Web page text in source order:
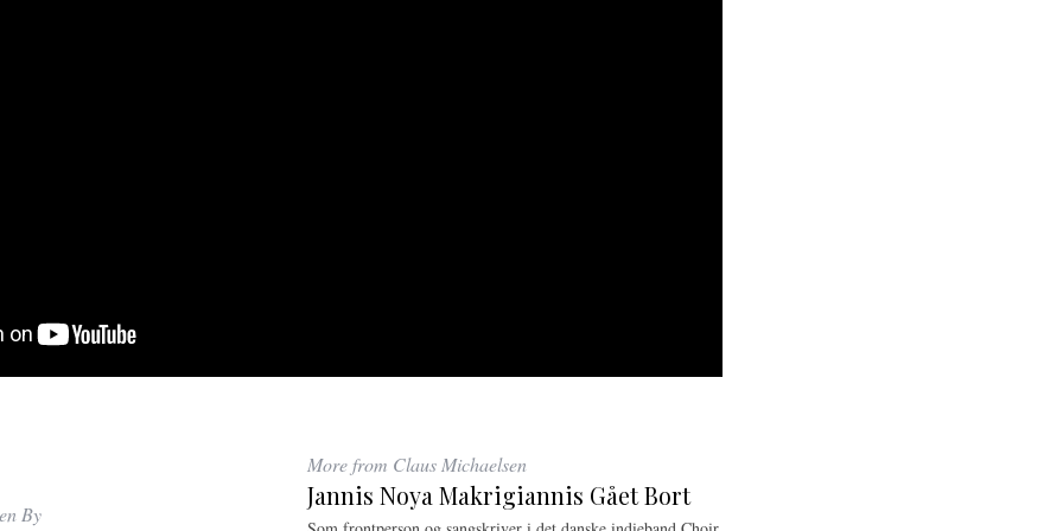
By
More from Claus Michaelsen
Jannis Noya Makrigiannis Gået Bort